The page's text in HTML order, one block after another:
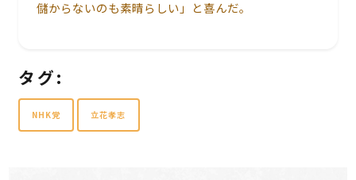
儲からないのも素晴らしい」と喜んだ。
タグ:
NHK党 立花孝志